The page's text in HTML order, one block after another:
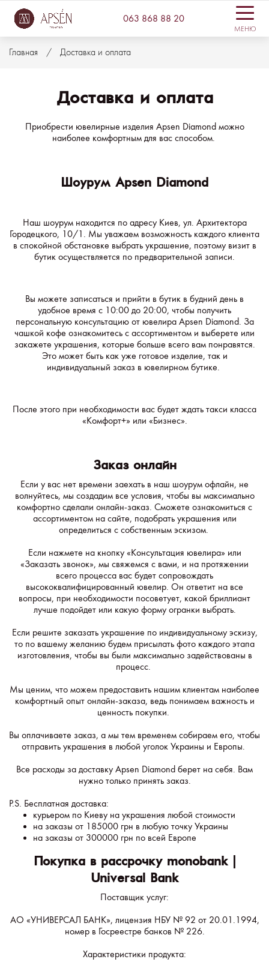
063 868 88 20
МЕНЮ
Главная Доставка и оплата
Доставка и оплата
Приобрести ювелирные изделия Apsen Diamond можно
наиболее комфортным для вас способом.
Шоурум Apsen Diamond
Наш шоурум находится по адресу Киев, ул. Архитектора
Городецкого, 10/1. Мы уважаем возможность каждого клиента
в спокойной обстановке выбрать украшение, поэтому визит в
бутик осуществляется по предварительной записи.
Вы можете записаться и прийти в бутик в будний день в
удобное время с 10:00 до 20:00, чтобы получить
персональную консультацию от ювелира Apsen Diamond. За
чашкой кофе ознакомитесь с ассортиментом и выберете или
закажете украшения, которые больше всего вам понравятся.
Это может быть как уже готовое изделие, так и
индивидуальный заказ в ювелирном бутике.
После этого при необходимости вас будет ждать такси класса
«Комфорт+» или «Бизнес».
Заказ онлайн
Если у вас нет времени заехать в наш шоурум офлайн, не
волнуйтесь, мы создадим все условия, чтобы вы максимально
комфортно сделали онлайн-заказ. Сможете ознакомиться с
ассортиментом на сайте, подобрать украшения или
определиться с собственным эскизом.
Если нажмете на кнопку «Консультация ювелира» или
«Заказать звонок», мы свяжемся с вами, и на протяжении
всего процесса вас будет сопровождать
высококвалифицированный ювелир. Он ответит на все
вопросы, при необходимости посоветует, какой бриллиант
лучше подойдет или какую форму огранки выбрать.
Если решите заказать украшение по индивидуальному эскизу,
то по вашему желанию будем присылать фото каждого этапа
изготовления, чтобы вы были максимально задействованы в
процесс.
Мы ценим, что можем предоставить нашим клиентам наиболее
комфортный опыт онлайн-заказа, ведь понимаем важность и
ценность покупки.
Вы оплачиваете заказ, а мы тем временем собираем его, чтобы
отправить украшения в любой уголок Украины и Европы.
Все расходы за доставку Apsen Diamond берет на себя. Вам
нужно только принять заказ.
P.S. Бесплатная доставка:
курьером по Киеву на украшения любой стоимости
на заказы от 185000 грн в любую точку Украины
на заказы от 300000 грн по всей Европе
Покупка в рассрочку monobank |
Universal Bank
Поставщик услуг:
АО «УНИВЕРСАЛ БАНК», лицензия НБУ № 92 от 20.01.1994,
номер в Госреестре банков № 226.
Характеристики продукта: